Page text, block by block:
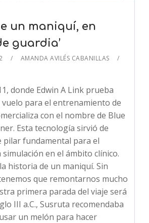
un maniquí, en
guardia’
AMANDA AVILÉS CABANILLAS
donde Edwin A Link prueba
para el entrenamiento de
con el nombre de Blue
Esta tecnología sirvió de
pilar fundamental para el
en el ámbito clínico.
historia de un maniquí. Sin
que remontarnos mucho
primera parada del viaje será
III a.C., Susruta recomendaba
un melón para hacer